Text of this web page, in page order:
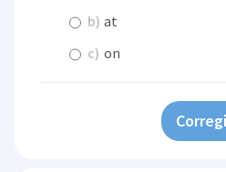
b) at
c) on